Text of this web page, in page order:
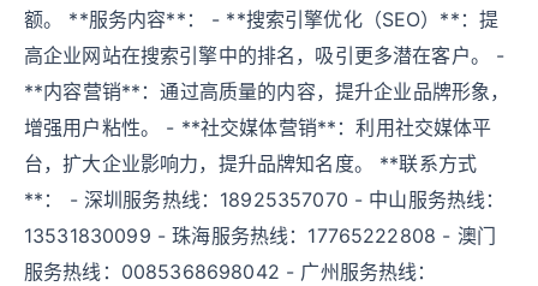
额。 **服务内容**： - **搜索引擎优化（SEO）**：提
高企业网站在搜索引擎中的排名，吸引更多潜在客户。 -
**内容营销**：通过高质量的内容，提升企业品牌形象，
增强用户粘性。 - **社交媒体营销**：利用社交媒体平
台，扩大企业影响力，提升品牌知名度。 **联系方式
**： - 深圳服务热线：18925357070 - 中山服务热线：
13531830099 - 珠海服务热线：17765222808 - 澳门
服务热线：0085368698042 - 广州服务热线：